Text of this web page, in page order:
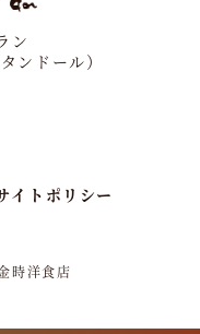
ン
ドール）
イトポリシー
時洋食店